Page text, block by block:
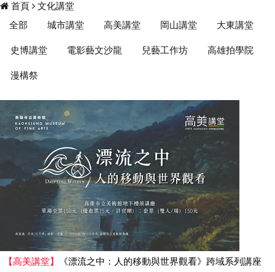
首頁
文化講堂
全部
城市講堂 高美講堂 岡山講堂 大東講堂
史博講堂 電影藝文沙龍 兒藝工作坊 高雄拍學院
漫構祭
【高美講堂】
《漂流之中：人的移動與世界觀看》跨域系列講座